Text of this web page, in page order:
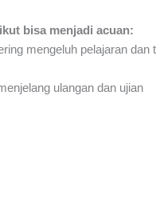
bisa menjadi acuan:
mengeluh pelajaran
ulangan dan ujian